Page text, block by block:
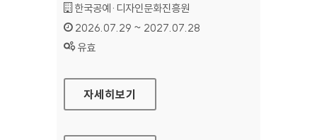
기관명 :
한국공예·디자인문화진흥원
인증기간 :
2026.07.29 ~ 2027.07.28
상태 :
유효
공예포털
자세히보기